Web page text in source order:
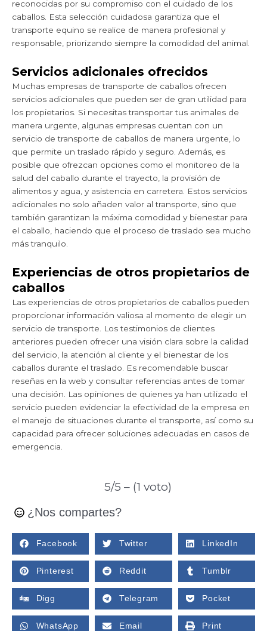
reconocidas por su compromiso con el cuidado de los
caballos. Esta selección cuidadosa garantiza que el
transporte equino se realice de manera profesional y
responsable, priorizando siempre la comodidad del animal.
Servicios adicionales ofrecidos
Muchas empresas de transporte de caballos ofrecen
servicios adicionales que pueden ser de gran utilidad para
los propietarios. Si necesitas transportar tus animales de
manera urgente, algunas empresas cuentan con un
servicio de transporte de caballos de manera urgente, lo
que permite un traslado rápido y seguro. Además, es
posible que ofrezcan opciones como el monitoreo de la
salud del caballo durante el trayecto, la provisión de
alimentos y agua, y asistencia en carretera. Estos servicios
adicionales no solo añaden valor al transporte, sino que
también garantizan la máxima comodidad y bienestar para
el caballo, haciendo que el proceso de traslado sea mucho
más tranquilo.
Experiencias de otros propietarios de
caballos
Las experiencias de otros propietarios de caballos pueden
proporcionar información valiosa al momento de elegir un
servicio de transporte. Los testimonios de clientes
anteriores pueden ofrecer una visión clara sobre la calidad
del servicio, la atención al cliente y el bienestar de los
caballos durante el traslado. Es recomendable buscar
reseñas en la web y consultar referencias antes de tomar
una decisión. Las opiniones de quienes ya han utilizado el
servicio pueden evidenciar la efectividad de la empresa en
el manejo de situaciones durante el transporte, así como su
capacidad para ofrecer soluciones adecuadas en casos de
emergencia.
5/5 – (1 voto)
¿Nos compartes?
Facebook Twitter LinkedIn
Pinterest Reddit Tumblr
Digg Telegram Pocket
WhatsApp Email Print